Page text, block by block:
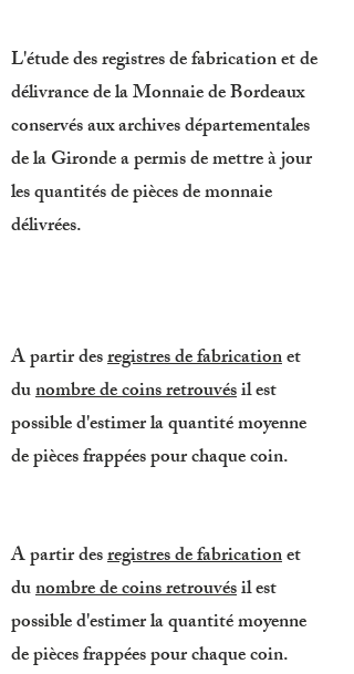
L'étude des registres de fabrication et de
délivrance de la Monnaie de Bordeaux
conservés aux archives départementales
de la Gironde a permis de mettre à jour
les quantités de pièces de monnaie
délivrées.
A partir desregistres de fabricationet
dunombre de coins retrouvésil est
possible d'estimer la quantité moyenne
de pièces frappées pour chaque coin.
A partir desregistres de fabricationet
dunombre de coins retrouvésil est
possible d'estimer la quantité moyenne
de pièces frappées pour chaque coin.